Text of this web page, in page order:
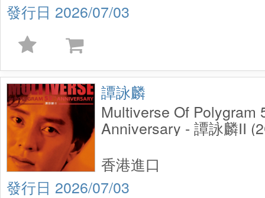
2026/07/03
譚詠麟
Multiverse Of Polygram
Anniversary - 譚詠麟II
2026/07/03
香港進口